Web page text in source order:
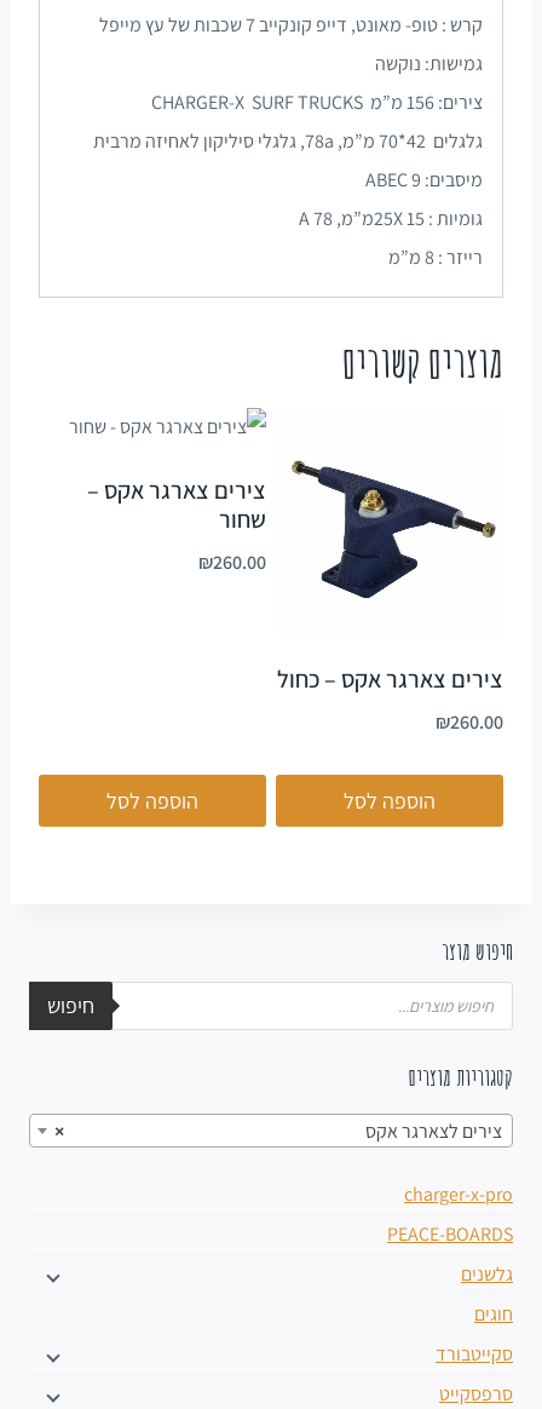
קרש : טופ- מאונט, דייפ קונקייב 7 שכבות של עץ מייפל
גמישות: נוקשה
צירים: 156 מ”מ CHARGER-X SURF TRUCKS
גלגלים 42*70 מ”מ, 78a, גלגלי סיליקון לאחיזה מרבית
מיסבים: 9 ABEC
גומיות : 15 25Xמ”מ, 78 A
רייזר : 8 מ”מ
מוצרים קשורים
צירים צארגר אקס – כחול
₪260.00
הוספה לסל
צירים צארגר אקס –
שחור
₪260.00
הוספה לסל
חיפוש מוצר
חיפוש
קטגוריות מוצרים
× צירים לצארגר אקס
charger-x-pro
PEACE-BOARDS
גלשנים
חוגים
סקייטבורד
סרפסקייט